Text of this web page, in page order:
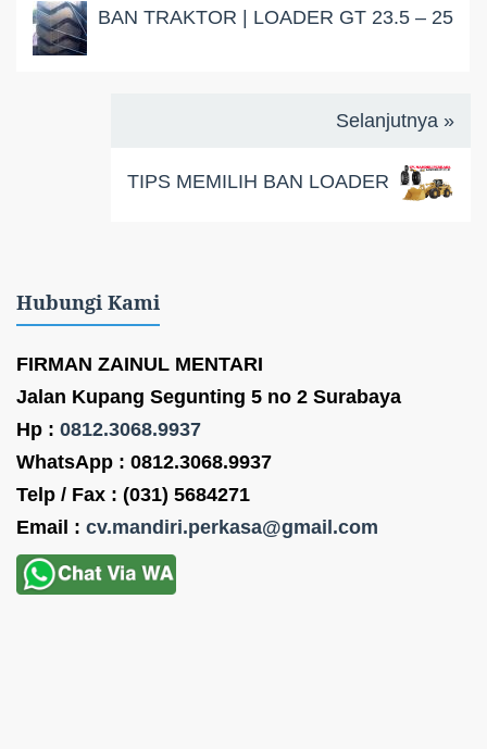
BAN TRAKTOR | LOADER GT 23.5 – 25
Selanjutnya »
TIPS MEMILIH BAN LOADER
Hubungi Kami
FIRMAN ZAINUL MENTARI
Jalan Kupang Segunting 5 no 2 Surabaya
Hp : 0812.3068.9937
WhatsApp : 0812.3068.9937
Telp / Fax : (031) 5684271
Email : cv.mandiri.perkasa@gmail.com